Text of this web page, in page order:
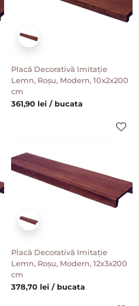
Placă Decorativă Imitație
Lemn, Roșu, Modern, 10x2x200
cm
361,90 lei / bucata
Placă Decorativă Imitație
Lemn, Roșu, Modern, 12x3x200
cm
378,70 lei / bucata